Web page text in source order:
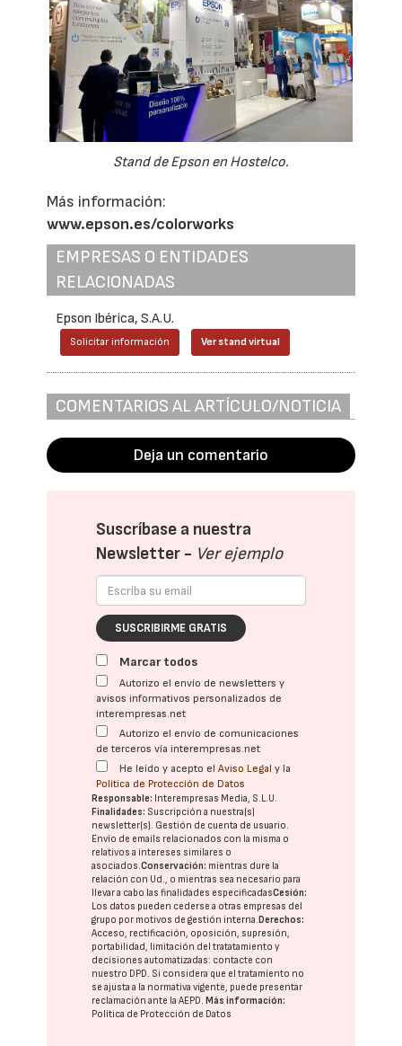
Stand de Epson en Hostelco.
Más información:
www.epson.es/colorworks
EMPRESAS O ENTIDADES
RELACIONADAS
Epson Ibérica, S.A.U.
Solicitar información Ver stand virtual
COMENTARIOS AL ARTÍCULO/NOTICIA
Deja un comentario
Suscríbase a nuestra
Newsletter - Ver ejemplo
SUSCRIBIRME GRATIS
Marcar todos
Autorizo el envío de newsletters y
avisos informativos personalizados de
interempresas.net
Autorizo el envío de comunicaciones
de terceros vía interempresas.net
He leído y acepto elAviso Legal y la
Política de Protección de Datos
Responsable: Interempresas Media, S.L.U.
Finalidades: Suscripción a nuestra(s)
newsletter(s). Gestión de cuenta de usuario.
Envío de emails relacionados con la misma o
relativos a intereses similares o
asociados.Conservación: mientras dure la
relación con Ud., o mientras sea necesario para
llevar a cabo las finalidades especificadasCesión:
Los datos pueden cederse a otras empresas del
grupo por motivos de gestión interna. Derechos:
Acceso, rectificación, oposición, supresión,
portabilidad, limitación del tratatamiento y
decisiones automatizadas: contacte con
nuestro DPD. Si considera que el tratamiento no
se ajusta a la normativa vigente, puede presentar
reclamación ante laAEPD. Más información:
Política de Protección de Datos